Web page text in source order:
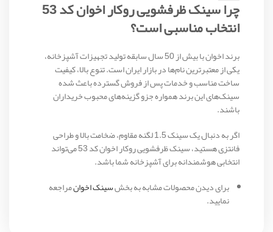
چرا سینک ظرفشویی روکار اخوان کد 53
انتخاب مناسبی است؟
برند اخوان با بیش از 50 سال سابقه تولید تجهیزات آشپزخانه،
یکی از معتبرترین نام‌ها در بازار ایران است. تنوع بالا، کیفیت
ساخت مناسب و خدمات پس از فروش گسترده باعث شده
سینک‌های این برند همواره جزو گزینه‌های محبوب خریداران
باشند.
اگر به دنبال یک سینک 1.5 لگنه مقاوم، ضخامت بالا و طراحی
فانتزی هستید، سینک ظرفشویی روکار اخوان کد 53 می‌تواند
انتخابی هوشمندانه برای آشپزخانه شما باشد.
برای دیدن محصولات مشابه به بخشسینک اخوانمراجعه
نمایید.